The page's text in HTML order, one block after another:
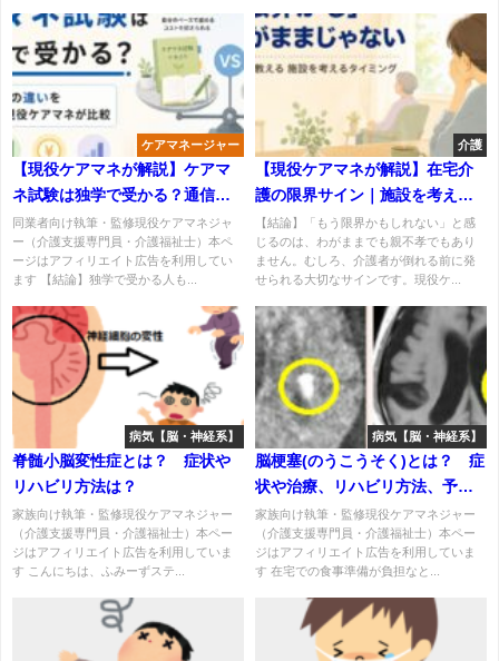
ケアマネージャー
【現役ケアマネが解説】ケアマ
ネ試験は独学で受かる？通信教
育との違いを2回落ちた経験から
比較
同業者向け執筆・監修現役ケアマネジャ
ー（介護支援専門員・介護福祉士）本ペ
ージはアフィリエイト広告を利用してい
ます 【結論】独学で受かる人も...
介護
【現役ケアマネが解説】在宅介
護の限界サイン｜施設を考える
タイミングと罪悪感との向き合
い方
【結論】「もう限界かもしれない」と感
じるのは、わがままでも親不孝でもあり
ません。むしろ、介護者が倒れる前に発
せられる大切なサインです。現役ケ...
病気【脳・神経系】
脊髄小脳変性症とは？ 症状や
リハビリ方法は？
家族向け執筆・監修現役ケアマネジャー
（介護支援専門員・介護福祉士）本ペー
ジはアフィリエイト広告を利用していま
す こんにちは、ふみーずステ...
病気【脳・神経系】
脳梗塞(のうこうそく)とは？ 症
状や治療、リハビリ方法、予防
するには？
家族向け執筆・監修現役ケアマネジャー
（介護支援専門員・介護福祉士）本ペー
ジはアフィリエイト広告を利用していま
す 在宅での食事準備が負担なと...